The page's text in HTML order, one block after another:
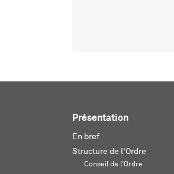
Présentation
En bref
Structure de l'Ordre
Conseil de l'Ordre